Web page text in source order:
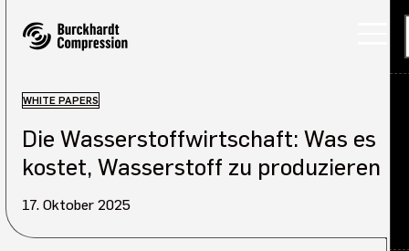
Anwendungen
Produkte
WHITE PAPERS
Die Wasserstoffwirtschaft: Was es
kostet, Wasserstoff zu produzieren
17. Oktober 2025